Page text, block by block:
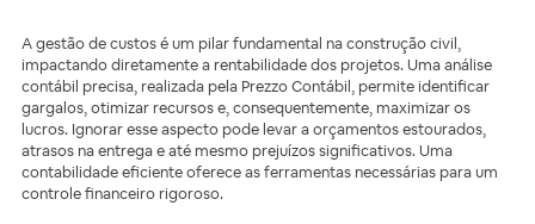
A gestão de custos é um pilar fundamental na construção civil,
impactando diretamente a rentabilidade dos projetos. Uma análise
contábil precisa, realizada pela Prezzo Contábil, permite identificar
gargalos, otimizar recursos e, consequentemente, maximizar os
lucros. Ignorar esse aspecto pode levar a orçamentos estourados,
atrasos na entrega e até mesmo prejuízos significativos. Uma
contabilidade eficiente oferece as ferramentas necessárias para um
controle financeiro rigoroso.